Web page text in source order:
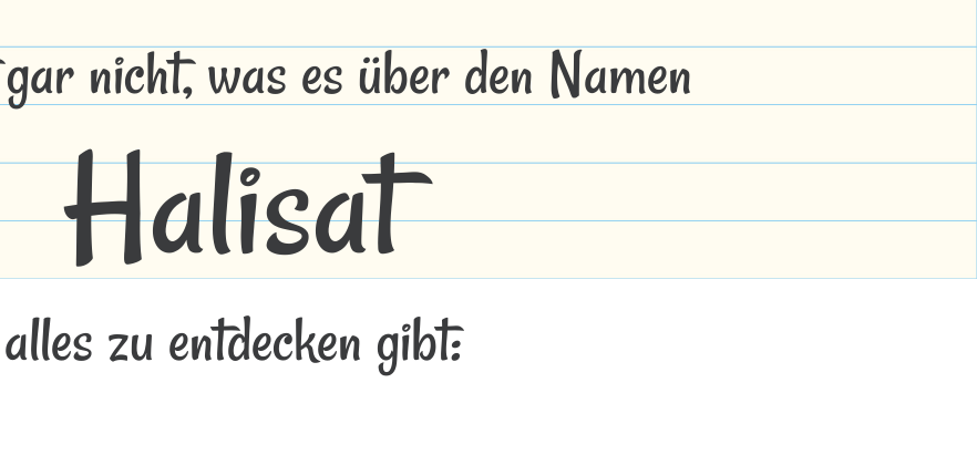
nicht, was es über den Namen
Halisat
alles zu entdecken gibt: